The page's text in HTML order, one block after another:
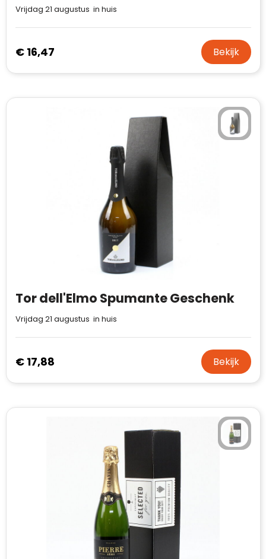
Vrijdag 21 augustus in huis
€ 16,47 Bekijk
Tor dell'Elmo Spumante Geschenk
Vrijdag 21 augustus in huis
€ 17,88 Bekijk